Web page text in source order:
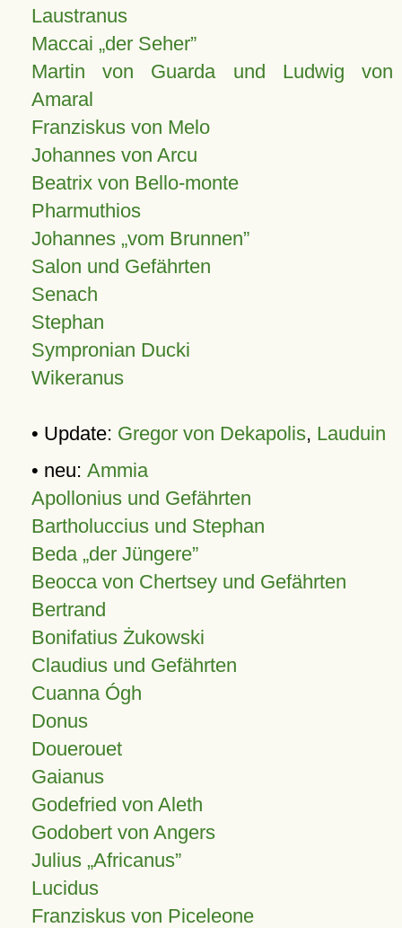
Laustranus
Maccai „der Seher”
Martin von Guarda und Ludwig von
Amaral
Franziskus von Melo
Johannes von Arcu
Beatrix von Bello-monte
Pharmuthios
Johannes vom Brunnen
Salon und Gefährten
Senach
Stephan
Sympronian Ducki
Wikeranus
• Update: Gregor von Dekapolis, Lauduin
• neu: Ammia
Apollonius und Gefährten
Bartholuccius und Stephan
Beda „der Jüngere”
Beocca von Chertsey und Gefährten
Bertrand
Bonifatius Żukowski
Claudius und Gefährten
Cuanna Ógh
Donus
Douerouet
Gaianus
Godefried von Aleth
Godobert von Angers
Julius Africanus
Lucidus
Franziskus von Piceleone